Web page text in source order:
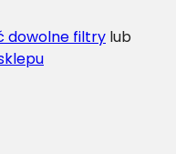
dowolne filtry lub